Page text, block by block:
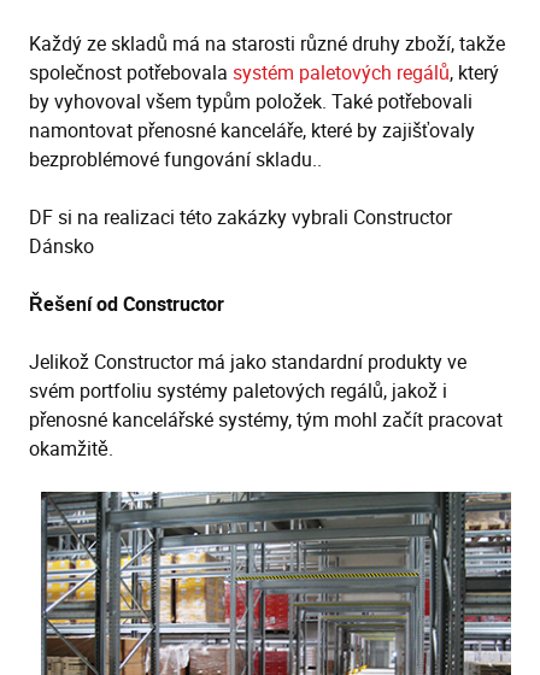
Každý ze skladů má na starosti různé druhy zboží, takže
společnost potřebovala systém paletových regálů, který
by vyhovoval všem typům položek. Také potřebovali
namontovat přenosné kanceláře, které by zajišťovaly
bezproblémové fungování skladu..
DF si na realizaci této zakázky vybrali Constructor
Dánsko
Řešení od Constructor
Jelikož Constructor má jako standardní produkty ve
svém portfoliu systémy paletových regálů, jakož i
přenosné kancelářské systémy, tým mohl začít pracovat
okamžitě.